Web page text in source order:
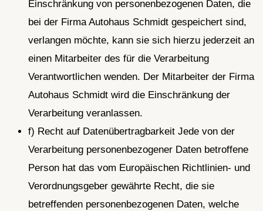
Einschränkung von personenbezogenen Daten, die
bei der Firma Autohaus Schmidt gespeichert sind,
verlangen möchte, kann sie sich hierzu jederzeit an
einen Mitarbeiter des für die Verarbeitung
Verantwortlichen wenden. Der Mitarbeiter der Firma
Autohaus Schmidt wird die Einschränkung der
Verarbeitung veranlassen.
f) Recht auf Datenübertragbarkeit Jede von der
Verarbeitung personenbezogener Daten betroffene
Person hat das vom Europäischen Richtlinien- und
Verordnungsgeber gewährte Recht, die sie
betreffenden personenbezogenen Daten, welche